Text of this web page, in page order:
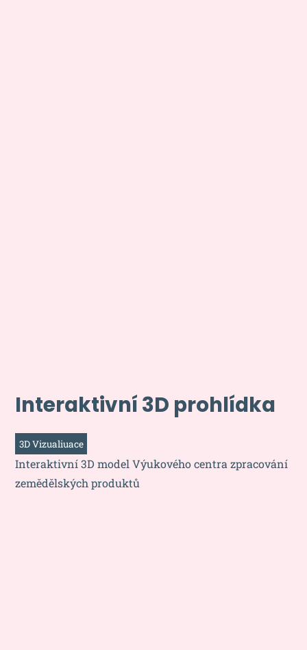
Interaktivní 3D prohlídka
3D Vizualiuace
Interaktivní 3D model Výukového centra zpracování
zemědělských produktů